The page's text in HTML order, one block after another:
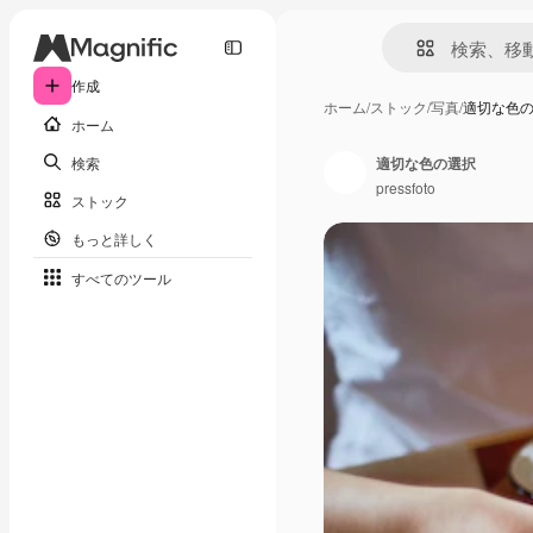
作成
ホーム
検索
ストック
もっと詳しく
すべてのツール
ホーム/ストック/写真/適切な色
適切な色の選択
pressfoto